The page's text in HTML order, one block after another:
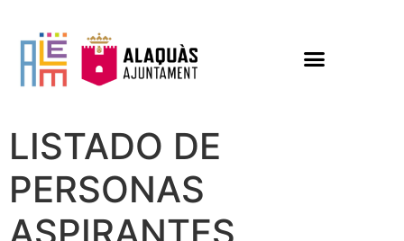
LISTADO DE
PERSONAS